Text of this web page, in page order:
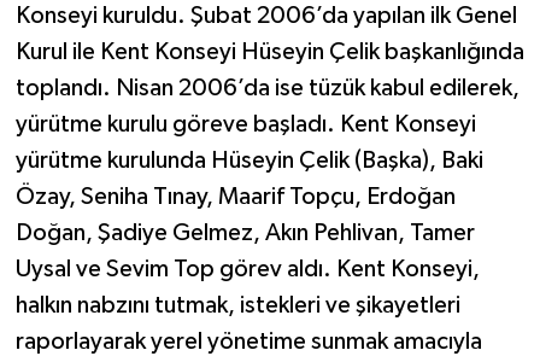
Konseyi kuruldu. Şubat 2006’da yapılan ilk Genel
Kurul ile Kent Konseyi Hüseyin Çelik başkanlığında
toplandı. Nisan 2006’da ise tüzük kabul edilerek,
yürütme kurulu göreve başladı. Kent Konseyi
yürütme kurulunda Hüseyin Çelik (Başka), Baki
Özay, Seniha Tınay, Maarif Topçu, Erdoğan
Doğan, Şadiye Gelmez, Akın Pehlivan, Tamer
Uysal ve Sevim Top görev aldı. Kent Konseyi,
halkın nabzını tutmak, istekleri ve şikayetleri
raporlayarak yerel yönetime sunmak amacıyla